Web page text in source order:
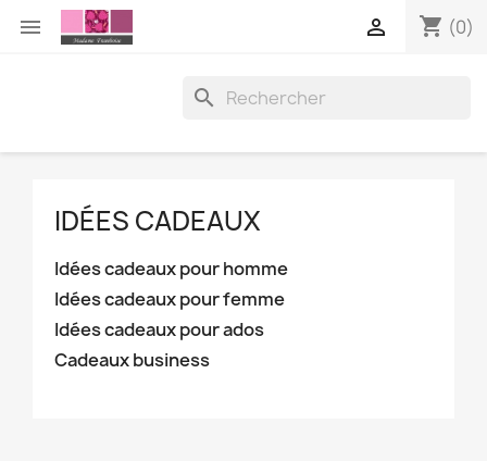
 shopping_cart (0)


IDÉES CADEAUX
Idées cadeaux pour homme
Idées cadeaux pour femme
Idées cadeaux pour ados
Cadeaux business